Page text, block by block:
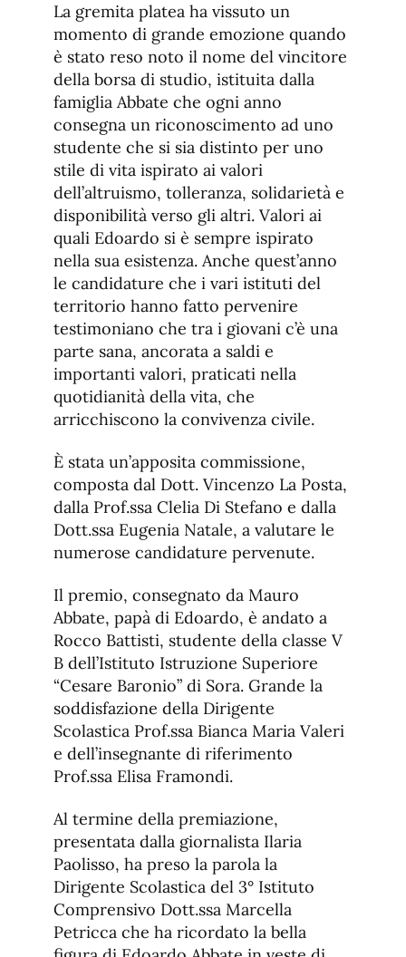
La gremita platea ha vissuto un
momento di grande emozione quando
è stato reso noto il nome del vincitore
della borsa di studio, istituita dalla
famiglia Abbate che ogni anno
consegna un riconoscimento ad uno
studente che si sia distinto per uno
stile di vita ispirato ai valori
dell’altruismo, tolleranza, solidarietà e
disponibilità verso gli altri. Valori ai
quali Edoardo si è sempre ispirato
nella sua esistenza. Anche quest’anno
le candidature che i vari istituti del
territorio hanno fatto pervenire
testimoniano che tra i giovani c’è una
parte sana, ancorata a saldi e
importanti valori, praticati nella
quotidianità della vita, che
arricchiscono la convivenza civile.
È stata un’apposita commissione,
composta dal Dott. Vincenzo La Posta,
dalla Prof.ssa Clelia Di Stefano e dalla
Dott.ssa Eugenia Natale, a valutare le
numerose candidature pervenute.
Il premio, consegnato da Mauro
Abbate, papà di Edoardo, è andato a
Rocco Battisti, studente della classe V
B dell’Istituto Istruzione Superiore
“Cesare Baronio” di Sora. Grande la
soddisfazione della Dirigente
Scolastica Prof.ssa Bianca Maria Valeri
e dell’insegnante di riferimento
Prof.ssa Elisa Framondi.
Al termine della premiazione,
presentata dalla giornalista Ilaria
Paolisso, ha preso la parola la
Dirigente Scolastica del 3° Istituto
Comprensivo Dott.ssa Marcella
Petricca che ha ricordato la bella